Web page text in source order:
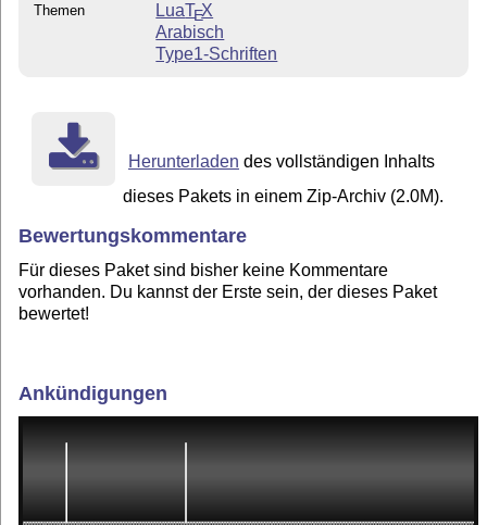
Themen LuaTEX
Arabisch
Type1-Schriften
Herunterladen des vollständigen Inhalts
dieses Pakets in einem Zip-Archiv (2.0M).
Bewertungskommentare
Für dieses Paket sind bisher keine Kommentare
vorhanden. Du kannst der Erste sein, der dieses Paket
bewertet!
Ankündigungen